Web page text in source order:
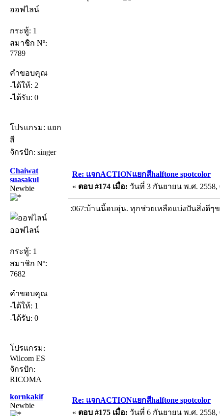
ออฟไลน์
กระทู้: 1
สมาชิก Nº:
7789
คำขอบคุณ
-ได้ให้: 2
-ได้รับ: 0
โปรแกรม: แยก
สี
จักรปัก: singer
Chaiwat
suasakul
Newbie
ออฟไลน์
กระทู้: 1
สมาชิก Nº:
7682
คำขอบคุณ
-ได้ให้: 1
-ได้รับ: 0
โปรแกรม:
Wilcom ES
จักรปัก:
RICOMA
Re: แจกACTIONแยกสีhalftone spotcolor
« ตอบ #174 เมื่อ: วันที่ 3 กันยายน พ.ศ. 2558,
:067:บ้านนี้อบอุ่น. ทุกช่วยเหลือแบ่งปันสิ่งดี
kornkakif
Newbie
Re: แจกACTIONแยกสีhalftone spotcolor
« ตอบ #175 เมื่อ: วันที่ 6 กันยายน พ.ศ. 2558,